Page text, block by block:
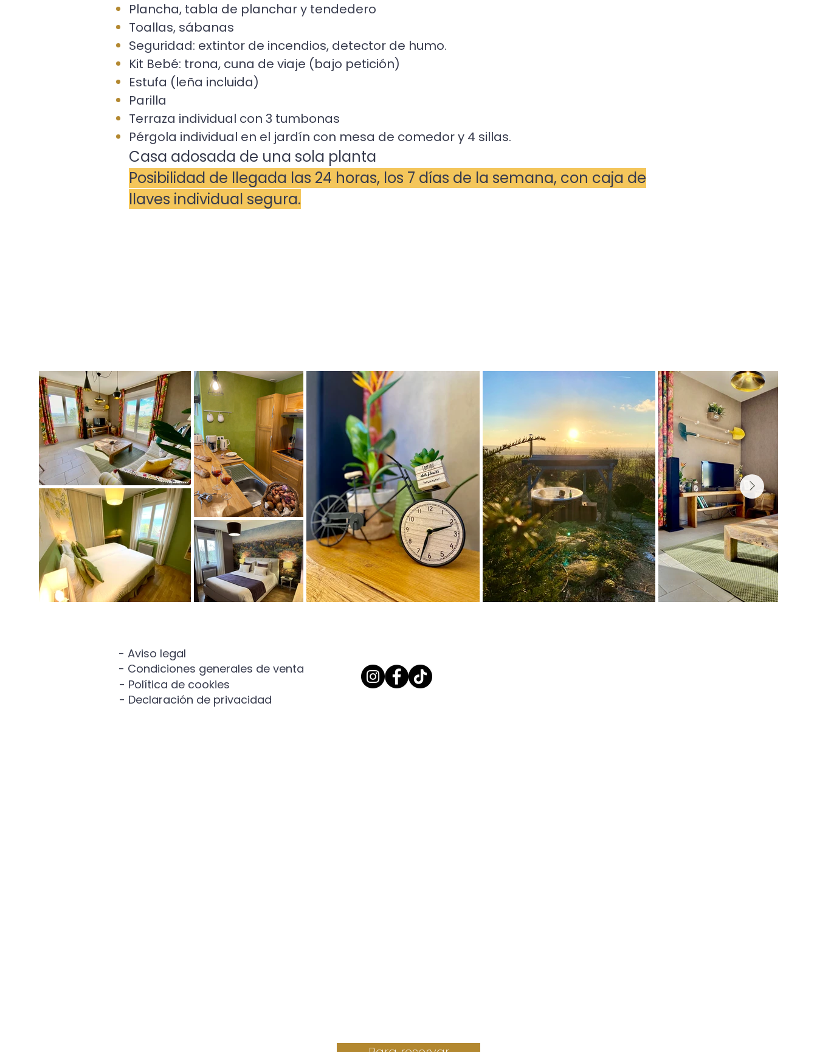
Plancha, tabla de planchar y tendedero
Toallas, sábanas
Seguridad: extintor de incendios, detector de humo.
Kit Bebé: trona, cuna de viaje (bajo petición)
Estufa (leña incluida)
Parilla
Terraza individual con 3 tumbonas
Pérgola individual en el jardín con mesa de comedor y 4 sillas.
Casa adosada de una sola planta
Posibilidad de llegada las 24 horas, los 7 días de la semana, con caja de
llaves individual segura.
- Aviso legal
- Condiciones generales de venta
- Política de cookies
- Declaración de privacidad